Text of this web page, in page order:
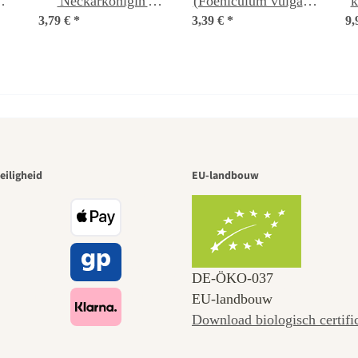
(Phaseolus vulgaris)
3,79 € *
bio zaad
3,39 € *
van de
naar
EU-landbouw
DE‑ÖKO‑037
EU-landbouw
Download biologisch